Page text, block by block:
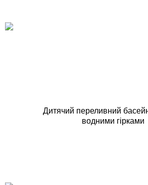
Дитячий переливний
водними гірками